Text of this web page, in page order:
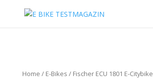
Home / E-Bikes / Fischer ECU 1801 E-Citybike